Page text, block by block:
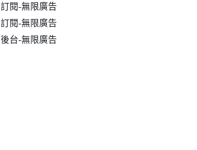
閱-無限廣告
閱-無限廣告
台-無限廣告